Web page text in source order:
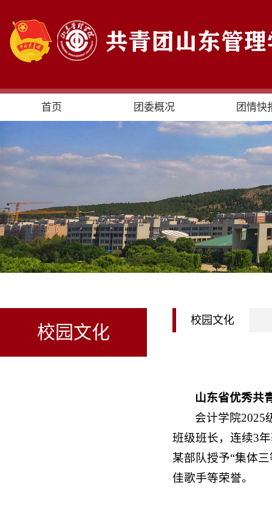
首页 团委概况 团情快
校园文化
校园文化
山东省优秀共
会计学院2025
班级班长，连续3
某部队授予“集体
佳歌手等荣誉。